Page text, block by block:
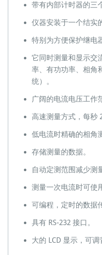
带有内部计时器的三
仪器安装于一个结实
特别为方便保护继电
它同时测量和显示交
率、有功功率、相角
统）。
广阔的电流电压工作
高速测量方式，每秒
低电流时精确的相角
存储测量的数据。
自动定测范围减少测
测量一次电流时可使
可编程，定时的数据
具有 RS-232 接口。
大的 LCD 显示，可调